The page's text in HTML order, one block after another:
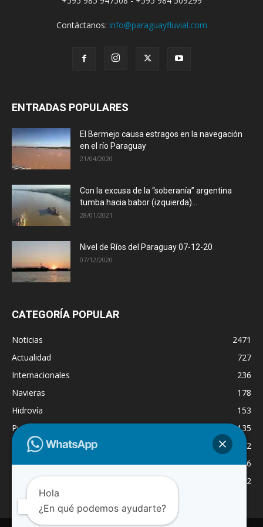
Contáctanos: info@paraguayfluvial.com
ENTRADAS POPULARES
El Bermejo causa estragos en la navegación
en el río Paraguay
21/04/2020
Con la excusa de la “soberanía” argentina
tumba hacia babor (izquierda)...
28/01/2021
Nivel de Ríos del Paraguay 07-12-20
07/12/2020
CATEGORÍA POPULAR
Noticias
2471
Actualidad
727
Internacionales
236
Navieras
178
Hidrovía
153
Puertos
135
Economía
132
Nacionales
126
Dragado
122
Hola
¿En qué podemos ayudarte?